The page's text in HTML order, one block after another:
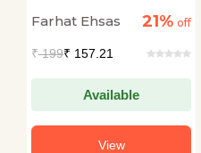
Farhat Ehsas
21% off
₹199₹ 157.21
Available
View